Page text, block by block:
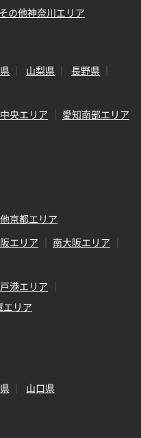
その他神奈川エリア
山梨県
長野県
央エリア
愛知南部エリア
京都エリア
エリア
南大阪エリア
港エリア
エリア
山口県